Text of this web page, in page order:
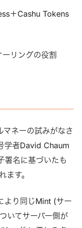
＋Cashu Tokens
ーリングの役割
マネーの試みがなさ
学者David Chaum
署名に基づいたも
す。
より同じMint (サー
いてサーバー側が